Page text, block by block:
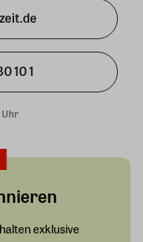
10 1
Uhr
exklusive